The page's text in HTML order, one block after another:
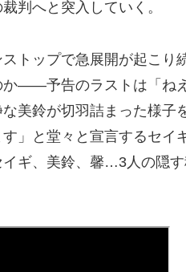
判へと突入していく。
トップで急展開が起こり
か――予告のラストは「ね
美鈴が切羽詰まった様子
」と堂々と宣言するセイ
ギ、美鈴、馨…3人の隠